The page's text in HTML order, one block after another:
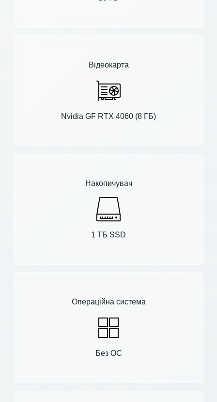
Відеокарта
Nvidia GF RTX 4060 (8 ГБ)
Накопичувач
1 ТБ SSD
Операційна система
Без ОС